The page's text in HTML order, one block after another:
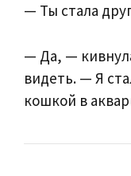
— Ты стала
— Да, —
видеть. — Я
кошкой в